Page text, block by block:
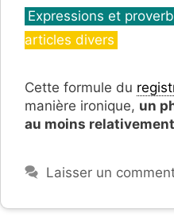
Catégories
Expressions et
articles divers
Cette formule du
manière ironique, un
au moins
Laisser un